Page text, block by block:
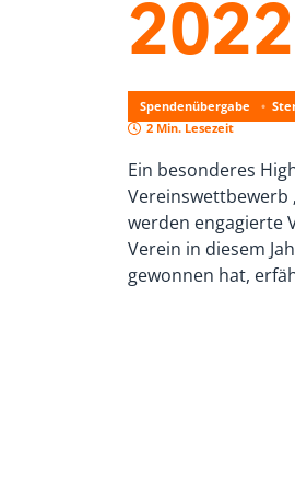
2022
Spendenübergabe
2 Min. Lesezeit
Ein besonderes
Vereinswettbewerb
werden engagierte
Verein in diesem
gewonnen hat,